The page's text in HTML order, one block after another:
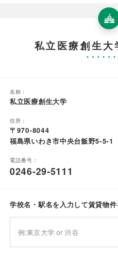
私立医療創生大
名称：
私立医療創生大学
住所：
〒970-8044
福島県いわき市中央台飯野5-5-1
電話番号：
0246-29-5111
学校名・駅名を入力して賃貸物